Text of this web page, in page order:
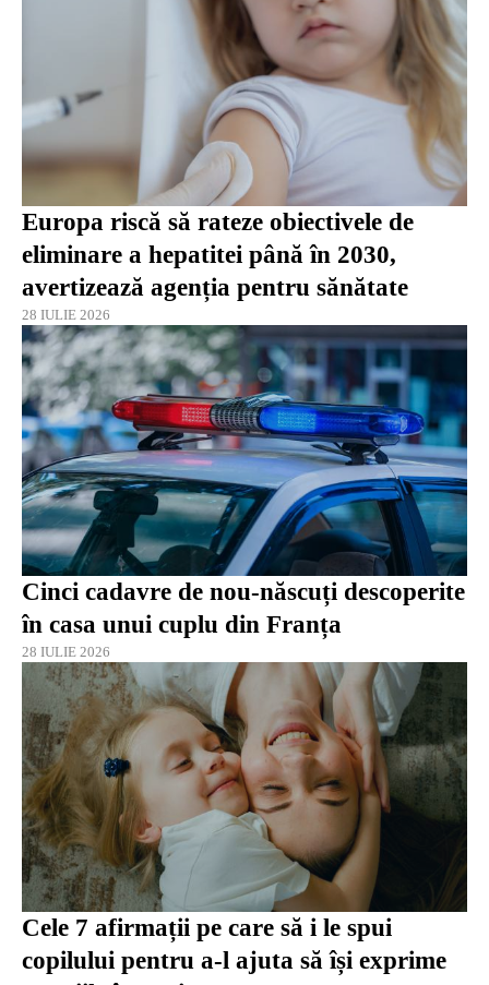
Europa riscă să rateze obiectivele de
eliminare a hepatitei până în 2030,
avertizează agenția pentru sănătate
28 IULIE 2026
Cinci cadavre de nou-născuți descoperite
în casa unui cuplu din Franța
28 IULIE 2026
Cele 7 afirmații pe care să i le spui
copilului pentru a-l ajuta să își exprime